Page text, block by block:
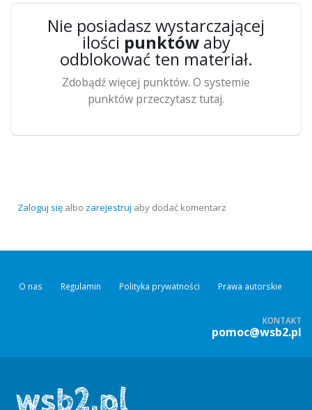
Nie posiadasz wystarczającej
ilości punktówaby
odblokować ten materiał.
Zdobądź więcej punktów. O systemie
punktów przeczytasz tutaj.
Zaloguj się albo zarejestruj aby dodać komentarz
O nas Regulamin Polityka prywatności Prawa autorskie
KONTAKT
pomoc@wsb2.pl